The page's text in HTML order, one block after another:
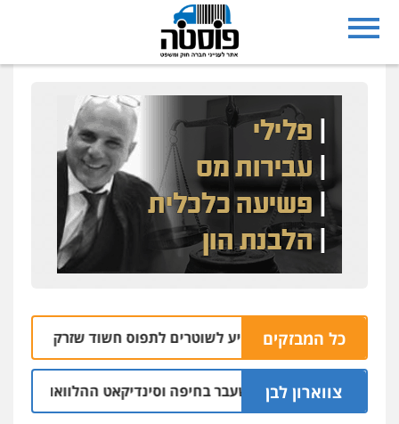
כל המבזקים
רחפן משטרתי מסייע לשוטרים לתפוס חשוד שזרק אקדח בנצרת
צווארון לבן
יו"ר ש"ס לשעבר בחיפה וסינדיקאט ההלוואות של משפחת
0526631970
עו"ד אייל אביטל
0544712201
עו"ד רונן בנדל
פשיעה חמורה פלילי
0524282442
כבריאן, מזר – משרד עורכי דין
0543986802
עו"ד בועז קניג
פלילי משפחה כלכלי צבאי
0507003001